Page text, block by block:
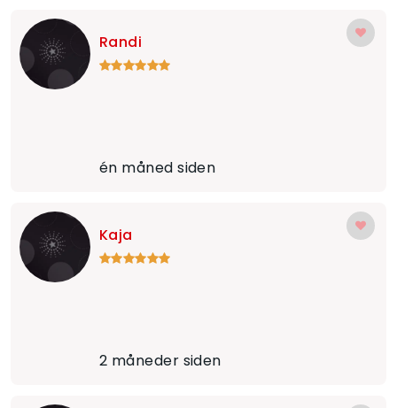
Randi
én måned siden
Kaja
2 måneder siden